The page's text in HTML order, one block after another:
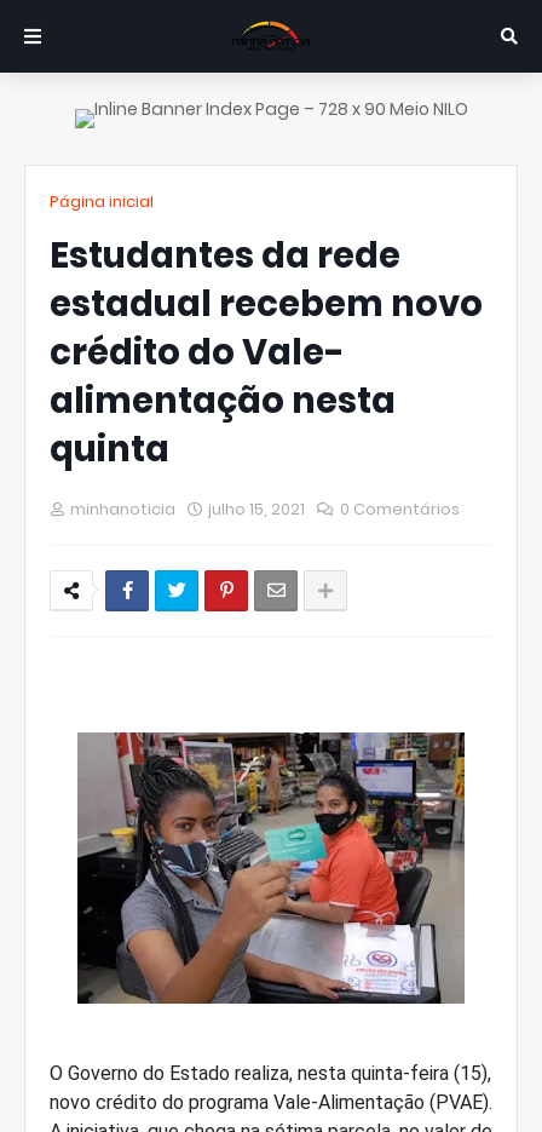
Página inicial
Estudantes da rede
estadual recebem novo
crédito do Vale-
alimentação nesta
quinta
minhanoticia julho 15, 2021 0 Comentários
O Governo do Estado realiza, nesta quinta-feira (15),
novo crédito do programa Vale-Alimentação (PVAE).